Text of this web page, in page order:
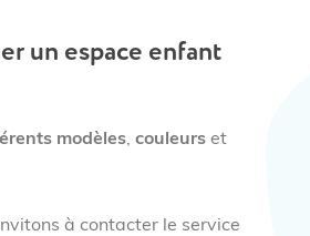
un espace enfant
modèles, couleurs et
à contacter le service